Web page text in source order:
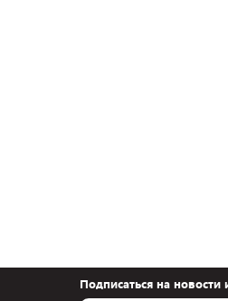
Подписаться на новости